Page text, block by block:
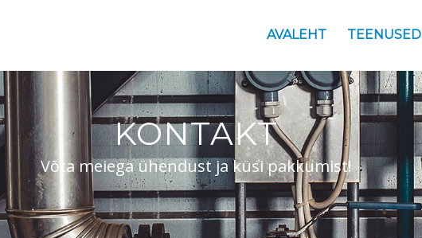
AVALEHT TEENUSED
KONTAKT
Võta meiega ühendust ja küsi pakkumist!